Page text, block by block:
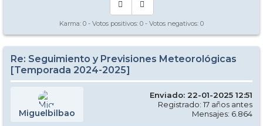
Karma: 0 - Votos positivos: 0 - Votos negativos: 0
Re: Seguimiento y Previsiones Meteorológicas
[Temporada 2024-2025]
Miguelbilbao
Enviado: 22-01-2025 12:51
Registrado: 17 años antes
Mensajes: 6.864